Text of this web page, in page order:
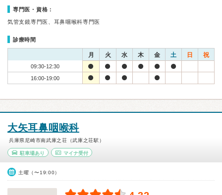
専門医・資格：
気管支鏡専門医、耳鼻咽喉科専門医
診療時間
月 火 水 木 金 土 日 祝
09:30-12:30
16:00-19:00
大矢耳鼻咽喉科
兵庫県尼崎市南武庫之荘（武庫之荘駅）
駐車場あり マイナ受付
土曜（〜19:00）